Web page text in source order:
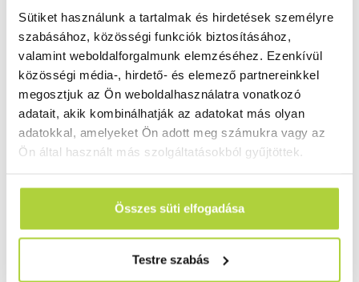
Sütiket használunk a tartalmak és hirdetések személyre
szabásához, közösségi funkciók biztosításához,
valamint weboldalforgalmunk elemzéséhez. Ezenkívül
közösségi média-, hirdető- és elemező partnereinkkel
megosztjuk az Ön weboldalhasználatra vonatkozó
adatait, akik kombinálhatják az adatokat más olyan
adatokkal, amelyeket Ön adott meg számukra vagy az
Ön által használt más szolgáltatásokból gyűjtöttek.
Összes süti elfogadása
Testre szabás
Kérdése van? Szívesen segítünk!
Ha kérdése van műanyag reklámipari termékeink,
kiegészítő termékeink, kész megoldásaink, vagy
szolgáltatásainkkal kapcsolatban, akkor forduljon
hozzánk bizalommal. Szakértő kollégáink a lehető
leghamarabb felveszik majd önnel a kapcsolatot.